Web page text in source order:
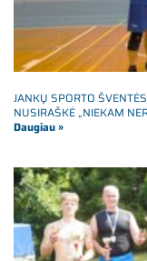
JANKŲ SPORTO
NUSIRAŠKĖ „NIEKAM
Daugiau »